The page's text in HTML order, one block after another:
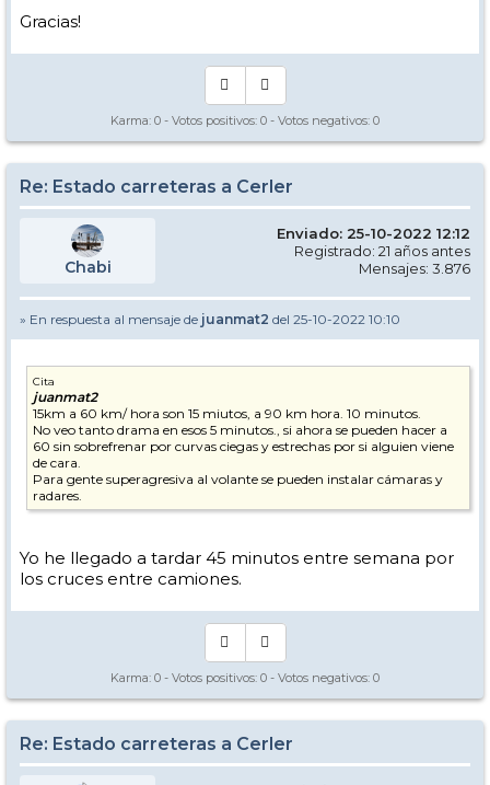
Gracias!
Karma: 0 - Votos positivos: 0 - Votos negativos: 0
Re: Estado carreteras a Cerler
Chabi
Enviado: 25-10-2022 12:12
Registrado: 21 años antes
Mensajes: 3.876
» En respuesta al mensaje de juanmat2 del 25-10-2022 10:10
Cita
juanmat2
15km a 60 km/ hora son 15 miutos, a 90 km hora. 10 minutos.
No veo tanto drama en esos 5 minutos., si ahora se pueden hacer a
60 sin sobrefrenar por curvas ciegas y estrechas por si alguien viene
de cara.
Para gente superagresiva al volante se pueden instalar cámaras y
radares.
Yo he llegado a tardar 45 minutos entre semana por
los cruces entre camiones.
Karma: 0 - Votos positivos: 0 - Votos negativos: 0
Re: Estado carreteras a Cerler